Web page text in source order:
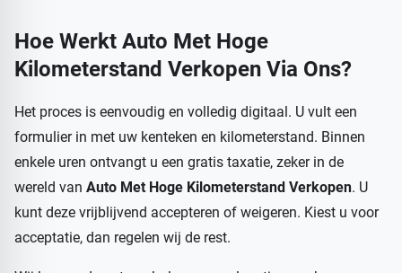
Hoe Werkt Auto Met Hoge
Kilometerstand Verkopen Via Ons?
Het proces is eenvoudig en volledig digitaal. U vult een
formulier in met uw kenteken en kilometerstand. Binnen
enkele uren ontvangt u een gratis taxatie, zeker in de
wereld van Auto Met Hoge Kilometerstand Verkopen. U
kunt deze vrijblijvend accepteren of weigeren. Kiest u voor
acceptatie, dan regelen wij de rest.